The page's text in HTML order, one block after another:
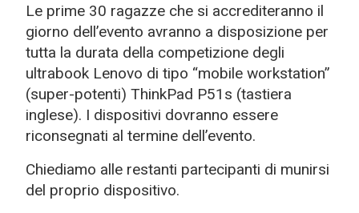
Le prime 30 ragazze che si accrediteranno il
giorno dell’evento avranno a disposizione per
tutta la durata della competizione degli
ultrabook Lenovo di tipo “mobile workstation”
(super-potenti) ThinkPad P51s (tastiera
inglese). I dispositivi dovranno essere
riconsegnati al termine dell’evento.
Chiediamo alle restanti partecipanti di munirsi
del proprio dispositivo.